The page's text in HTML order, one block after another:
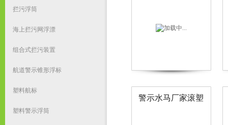
拦污浮筒
海上拦污网浮漂
组合式拦污装置
航道警示锥形浮标
塑料航标
塑料警示浮筒
警示水马厂家滚塑